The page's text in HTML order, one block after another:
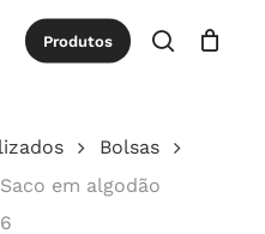
Produtos
procurar
Close
Bolsas
em algodão